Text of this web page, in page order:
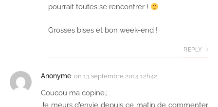
pourrait toutes se rencontrer !
Grosses bises et bon week-end !
REPLY
Anonyme on 13 septembre 2014 12h42
Coucou ma copine.;
Je meurs d'envie depuis ce matin de commenter